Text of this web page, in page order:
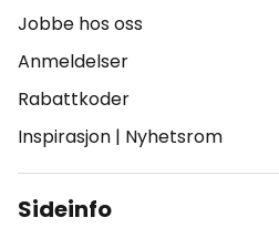
Jobbe hos oss
Anmeldelser
Rabattkoder
Inspirasjon | Nyhetsrom
Sideinfo